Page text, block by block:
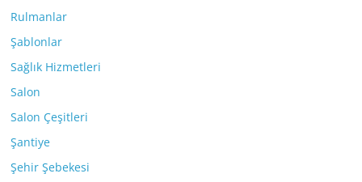
Rulmanlar
Şablonlar
Sağlık Hizmetleri
Salon
Salon Çeşitleri
Şantiye
Şehir Şebekesi